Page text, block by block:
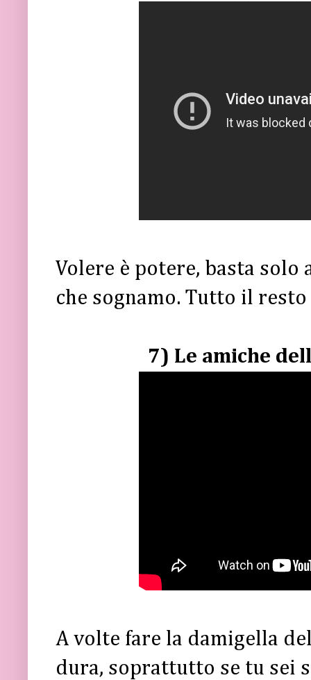
Volere è potere, basta
che sognamo. Tutto il resto
7) Le amiche
A volte fare la damigella
dura, soprattutto se tu sei